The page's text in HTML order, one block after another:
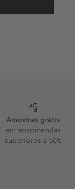
Amostras grátis
em encomendas
superiores a 50€